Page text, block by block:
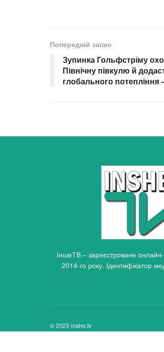
Попередній запис
Зупинка Гольфстріму
Північну півкулю й
глобального потепління
ІншеТВ – зареєстроване
2014-го року. Ідентифікатор
© 2025 inshe.tv